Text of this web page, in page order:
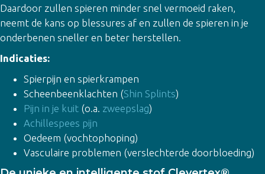
Daardoor zullen spieren minder snel vermoeid raken,
neemt de kans op blessures af en zullen de spieren in je
onderbenen sneller en beter herstellen.
Indicaties:
Spierpijn en spierkrampen
Scheenbeenklachten (Shin Splints)
Pijn in je kuit (o.a. zweepslag)
Achillespees pijn
Oedeem (vochtophoping)
Vasculaire problemen (verslechterde doorbloeding)